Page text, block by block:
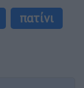
πατίνι